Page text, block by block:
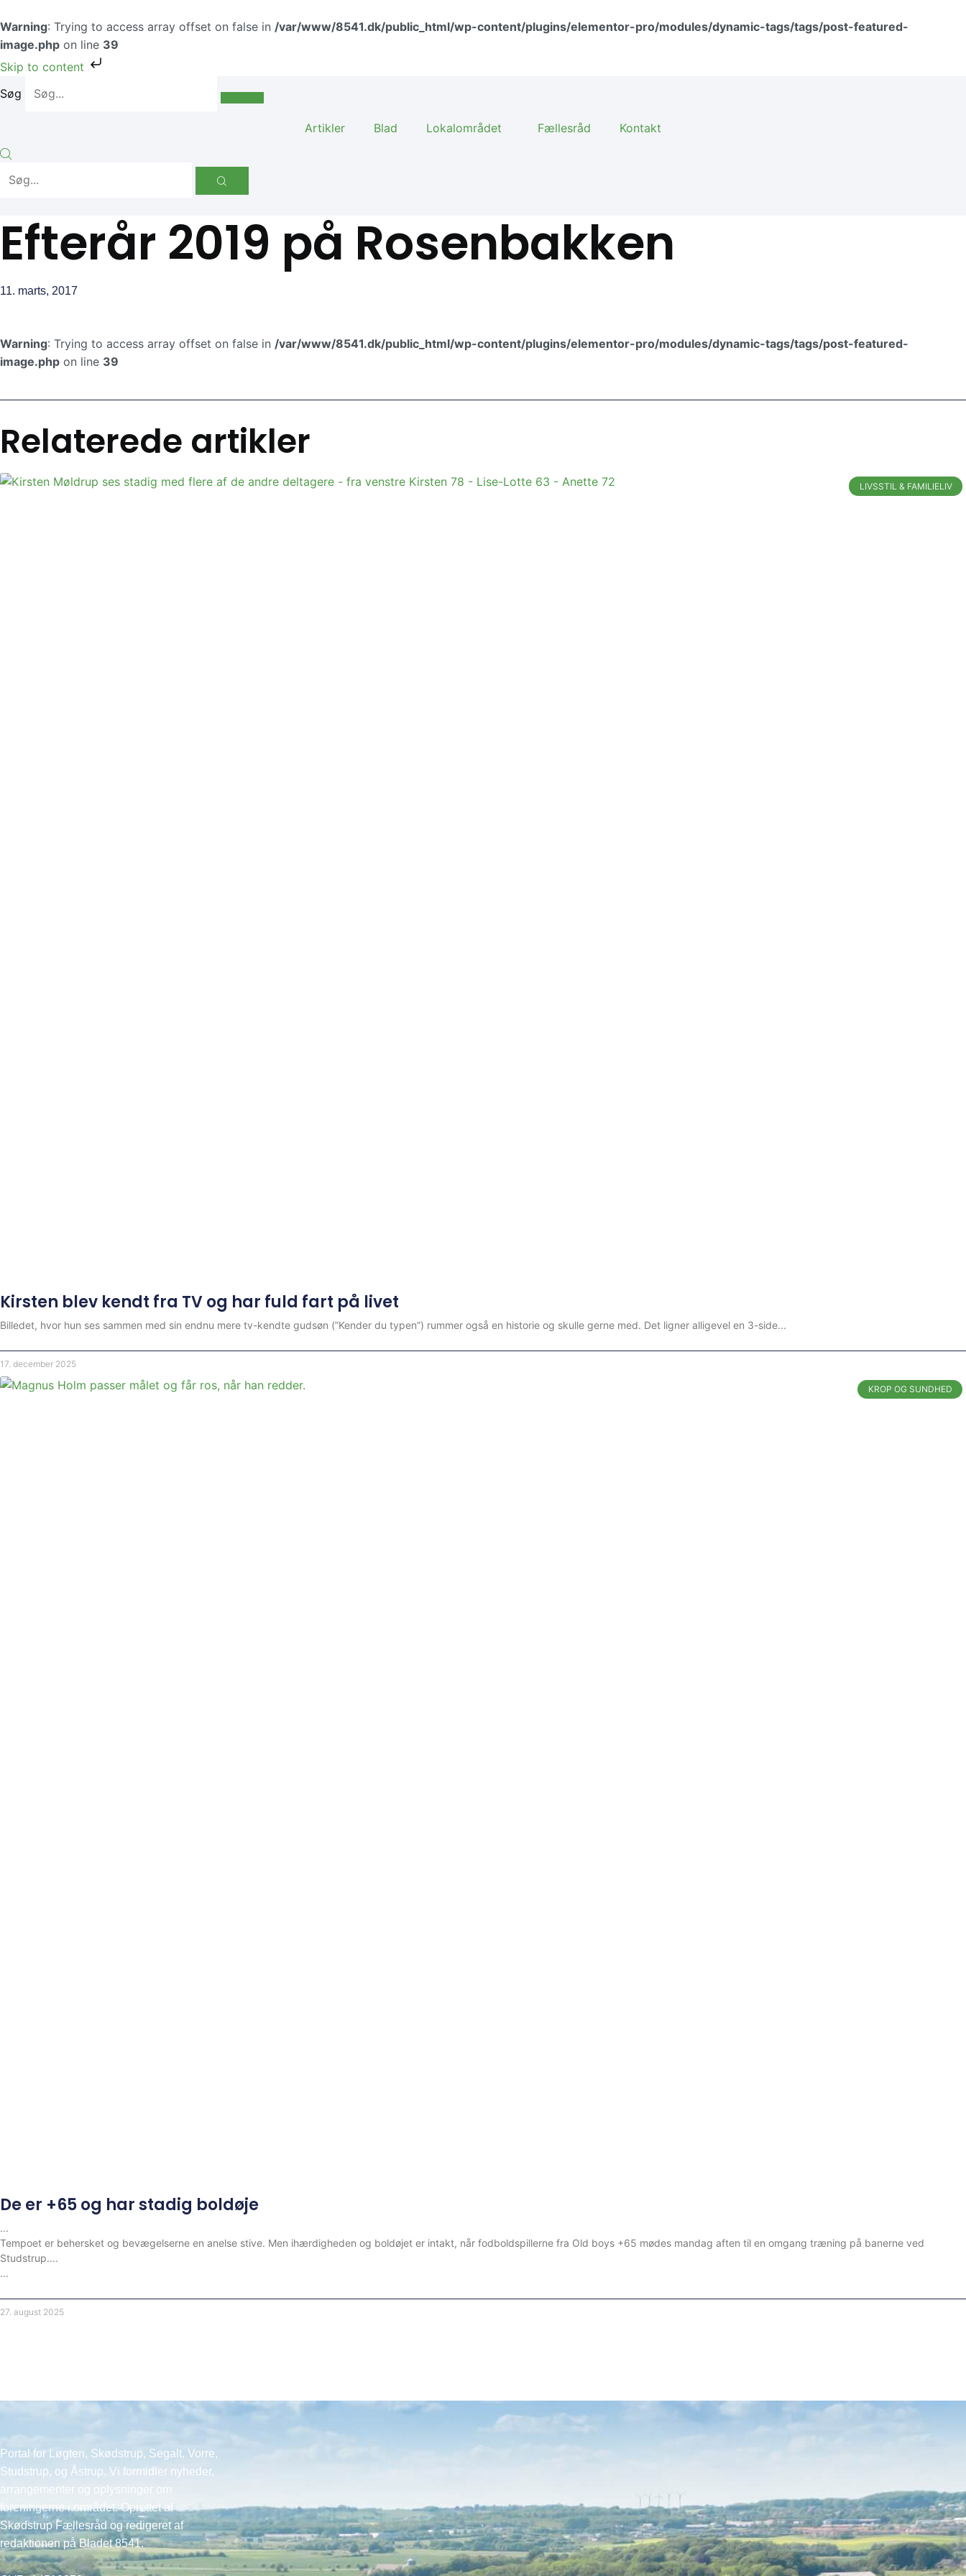
Warning: Trying to access array offset on false in /var/www/8541.dk/public_html/wp-content/plugins/elementor-pro/modules/dynamic-tags/tags/post-featured-
image.php on line 39
Skip to content
til
indholdet
Søg
Artikler Blad Lokalområdet Fællesråd Kontakt
Efterår 2019 på Rosenbakken
11. marts, 2017
Warning: Trying to access array offset on false in /var/www/8541.dk/public_html/wp-content/plugins/elementor-pro/modules/dynamic-tags/tags/post-featured-
image.php on line 39
Relaterede artikler
LIVSSTIL & FAMILIELIV
Kirsten blev kendt fra TV og har fuld fart på livet
Billedet, hvor hun ses sammen med sin endnu mere tv-kendte gudsøn (”Kender du typen”) rummer også en historie og skulle gerne med. Det ligner alligevel en 3-side
17. december 2025
KROP OG SUNDHED
De er +65 og har stadig boldøje
Tempoet er behersket og bevægelserne en anelse stive. Men ihærdigheden og boldøjet er intakt, når fodboldspillerne fra Old boys +65 mødes mandag aften til en omgang træning på banerne ved
Studstrup.
27. august 2025
Portal for Løgten, Skødstrup, Segalt, Vorre,
Studstrup, og Åstrup. Vi formidler nyheder,
arrangementer og oplysninger om
foreningerne i området. Oprettet af
Skødstrup Fællesråd og redigeret af
redaktionen på Bladet 8541.